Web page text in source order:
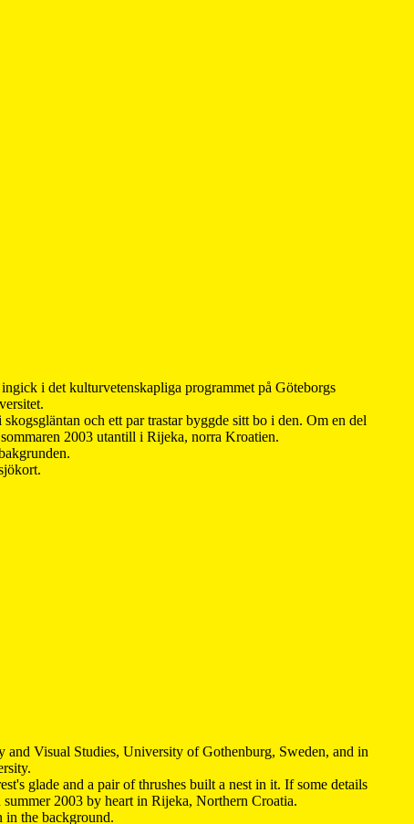
i det kulturvetenskapliga programmet på Göteborgs
och ett par trastar byggde sitt bo i den. Om en del
2003 utantill i Rijeka, norra Kroatien.
Visual Studies, University of Gothenburg, Sweden, and in
glade and a pair of thrushes built a nest in it. If some details
2003 by heart in Rijeka, Northern Croatia.
in the background.